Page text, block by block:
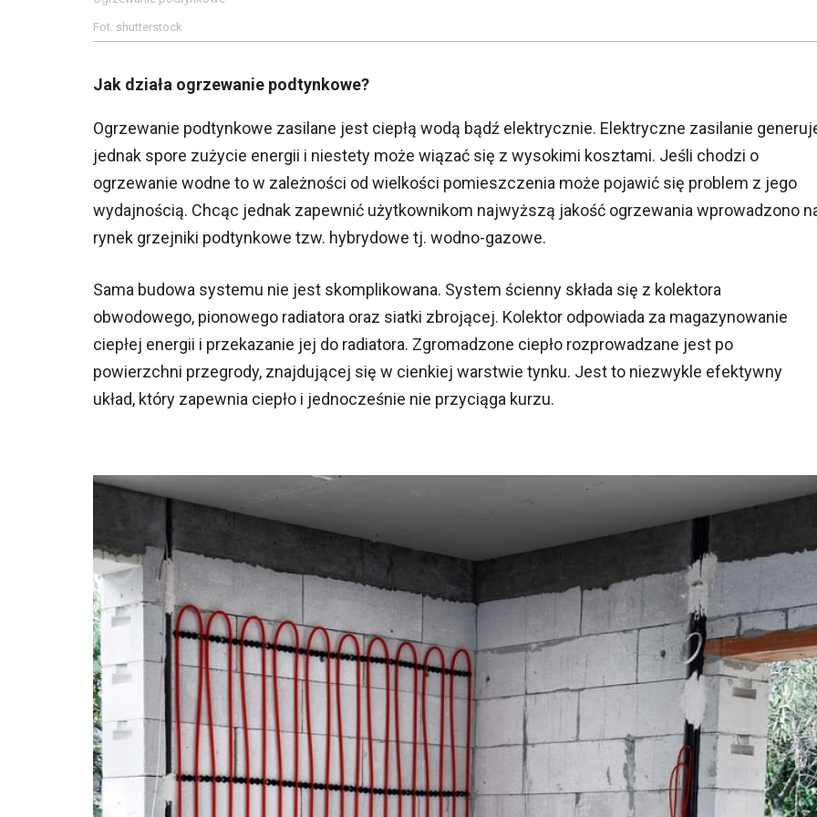
Fot. shutterstock
Jak działa ogrzewanie podtynkowe?
Ogrzewanie podtynkowe zasilane jest ciepłą wodą bądź elektrycznie. Elektryczne zasilanie
jednak spore zużycie energii i niestety może wiązać się z wysokimi kosztami. Jeśli chodzi o
ogrzewanie wodne to w zależności od wielkości pomieszczenia może pojawić się problem z jego
wydajnością. Chcąc jednak zapewnić użytkownikom najwyższą jakość ogrzewania wprowadzono
rynek grzejniki podtynkowe tzw. hybrydowe tj. wodno-gazowe.
Sama budowa systemu nie jest skomplikowana. System ścienny składa się z kolektora
obwodowego, pionowego radiatora oraz siatki zbrojącej. Kolektor odpowiada za magazynowanie
ciepłej energii i przekazanie jej do radiatora. Zgromadzone ciepło rozprowadzane jest po
powierzchni przegrody, znajdującej się w cienkiej warstwie tynku. Jest to niezwykle efektywny
układ, który zapewnia ciepło i jednocześnie nie przyciąga kurzu.